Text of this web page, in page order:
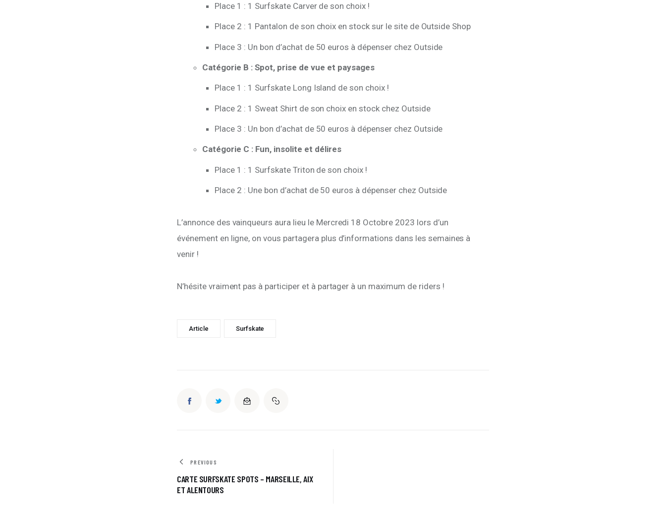
Place 1 : 1 Surfskate Carver de son choix !
Place 2 : 1 Pantalon de son choix en stock sur le site de Outside Shop
Place 3 : Un bon d’achat de 50 euros à dépenser chez Outside
Catégorie B : Spot, prise de vue et paysages
Place 1 : 1 Surfskate Long Island de son choix !
Place 2 : 1 Sweat Shirt de son choix en stock chez Outside
Place 3 : Un bon d’achat de 50 euros à dépenser chez Outside
Catégorie C : Fun, insolite et délires
Place 1 : 1 Surfskate Triton de son choix !
Place 2 : Une bon d’achat de 50 euros à dépenser chez Outside
L’annonce des vainqueurs aura lieu le Mercredi 18 Octobre 2023 lors d’un
événement en ligne, on vous partagera plus d’informations dans les semaines à
venir !
N’hésite vraiment pas à participer et à partager à un maximum de riders !
Article Surfskate
PREVIOUS
CARTE SURFSKATE SPOTS – MARSEILLE, AIX
ET ALENTOURS